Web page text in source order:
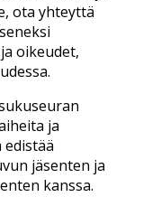
ota yhteyttä
oikeudet,
ja
jäsenten ja
kanssa.